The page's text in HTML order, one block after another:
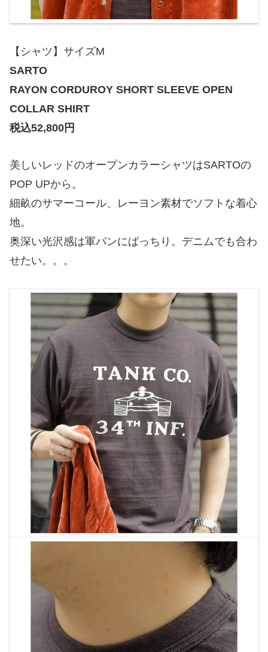
【シャツ】サイズM
SARTO
RAYON CORDUROY SHORT SLEEVE OPEN
COLLAR SHIRT
税込52,800円
美しいレッドのオープンカラーシャツはSARTOの
POP UPから。
細畝のサマーコール、レーヨン素材でソフトな着心
地。
奥深い光沢感は軍パンにばっちり。デニムでも合わ
せたい。。。